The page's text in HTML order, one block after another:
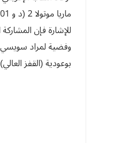
‬ماريا‮ ‬موتولا‮ (‬2‭ ‬د‮ ‬و01‮ ‬ث‮ ‬و08‮ ‬ج‮). ‬
بوعودية (القفز العالي)